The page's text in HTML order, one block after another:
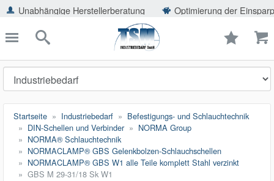
Herstellerberatung Optimierung der Einsparpotentiale
schließen
Suche
Startseite Industriebedarf
Befestigungs- und Schlauchtechnik
DIN-Schellen und Verbinder
NORMA Group
NORMA® Schlauchtechnik
NORMACLAMP® GBS Gelenkbolzen-Schlauchschellen
NORMACLAMP® GBS W1 alle Teile komplett Stahl verzinkt
GBS M 29-31/18 Sk W1